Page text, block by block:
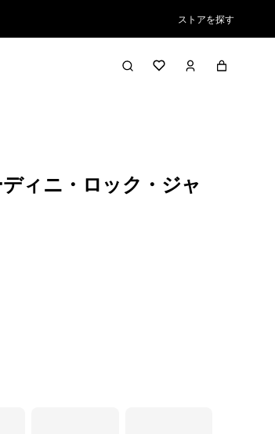
ストアを探す
ィニ・ロック・ジャ